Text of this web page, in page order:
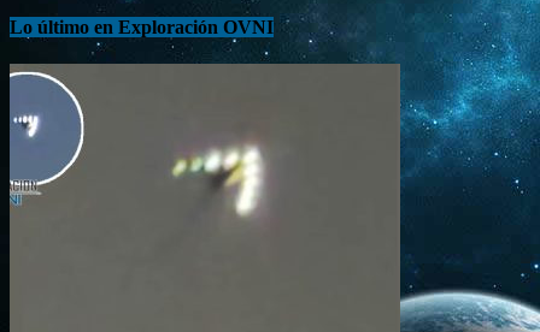
Lo último en Exploración OVNI